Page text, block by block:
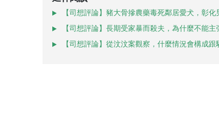
【司想評論】豬大骨摻農藥毒死鄰居愛犬，彰
【司想評論】長期受家暴而殺夫，為什麼不能
【司想評論】從汶汶案觀察，什麼情況會構成